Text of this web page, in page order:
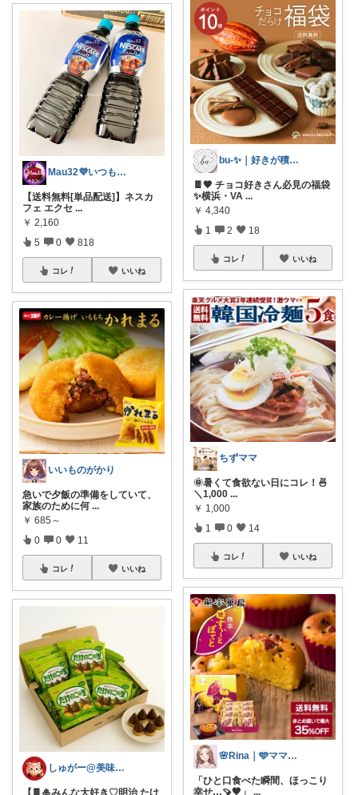
Mau32💜いつも有難うございます😊
【送料無料[単品配送]】ネスカ
フェ エクセ ...
￥ 2,160
5 0 818
コレ いいね
いいものがかり
急いで夕飯の準備をしていて、
家族のために何 ...
￥ 685～
0 0 11
コレ いいね
しゅがー@美味しいスイーツや雑貨紹介
bu-✨｜好きが積もるROOM
🍫🤎 チョコ好きさん必見の福袋
✨横浜・VA ...
￥ 4,340
1 2 18
コレ いいね
ちずママ
🌞暑くて食欲ない日にコレ！🍜
＼1,000 ...
￥ 1,000
1 0 14
コレ いいね
🌸Rina｜🩵ママ必見アイテム🩵
「ひと口食べた瞬間、ほっこり
幸せ…🍠🤎」 ...